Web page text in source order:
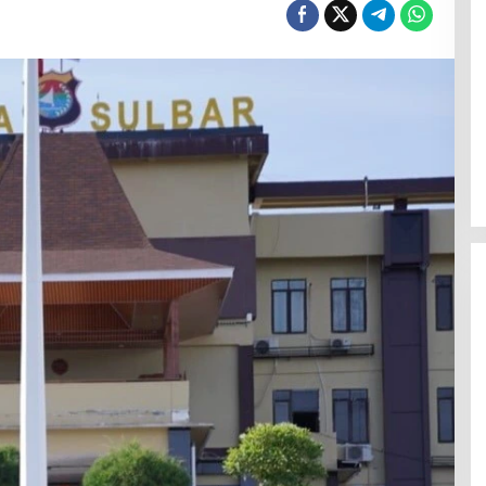
Polresta Mamuju Terapkan
Restorative Justice Kasus
Intimidasi Juru Parkir Jalan Emmy
Saelan